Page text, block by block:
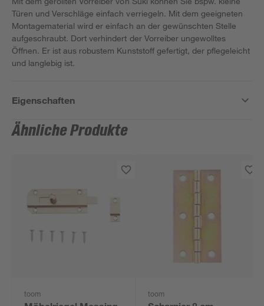
Türen und Verschläge einfach verriegeln. Mit dem geeigneten
Montagematerial wird er einfach an der gewünschten Stelle
aufgeschraubt. Dort verhindert der Vorreiber ungewolltes
Öffnen. Er ist aus robustem Kunststoff gefertigt, der pflegeleicht
und langlebig ist.
Eigenschaften
Ähnliche Produkte
toom toom